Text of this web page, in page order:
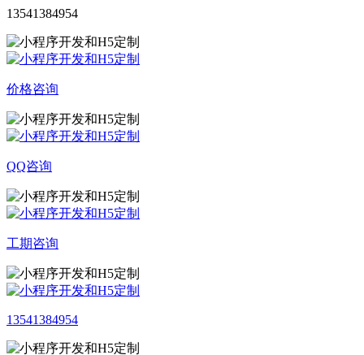
13541384954
价格咨询
QQ咨询
工期咨询
13541384954